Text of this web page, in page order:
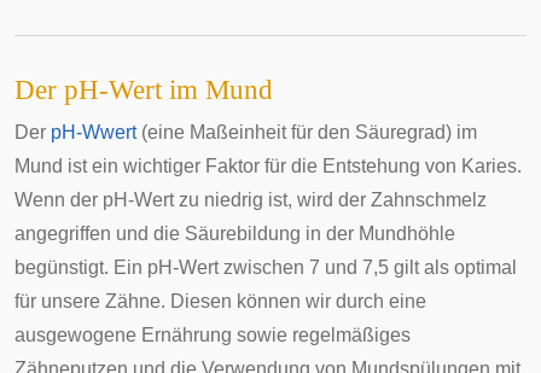
Der pH-Wert im Mund
Der pH-Wwert(eine Maßeinheit für den Säuregrad) im
Mund ist ein wichtiger Faktor für die Entstehung von Karies.
Wenn der pH-Wert zu niedrig ist, wird der Zahnschmelz
angegriffen und die Säurebildung in der Mundhöhle
begünstigt. Ein pH-Wert zwischen 7 und 7,5 gilt als optimal
für unsere Zähne. Diesen können wir durch eine
ausgewogene Ernährung sowie regelmäßiges
Zähneputzen und die Verwendung von Mundspülungen mit